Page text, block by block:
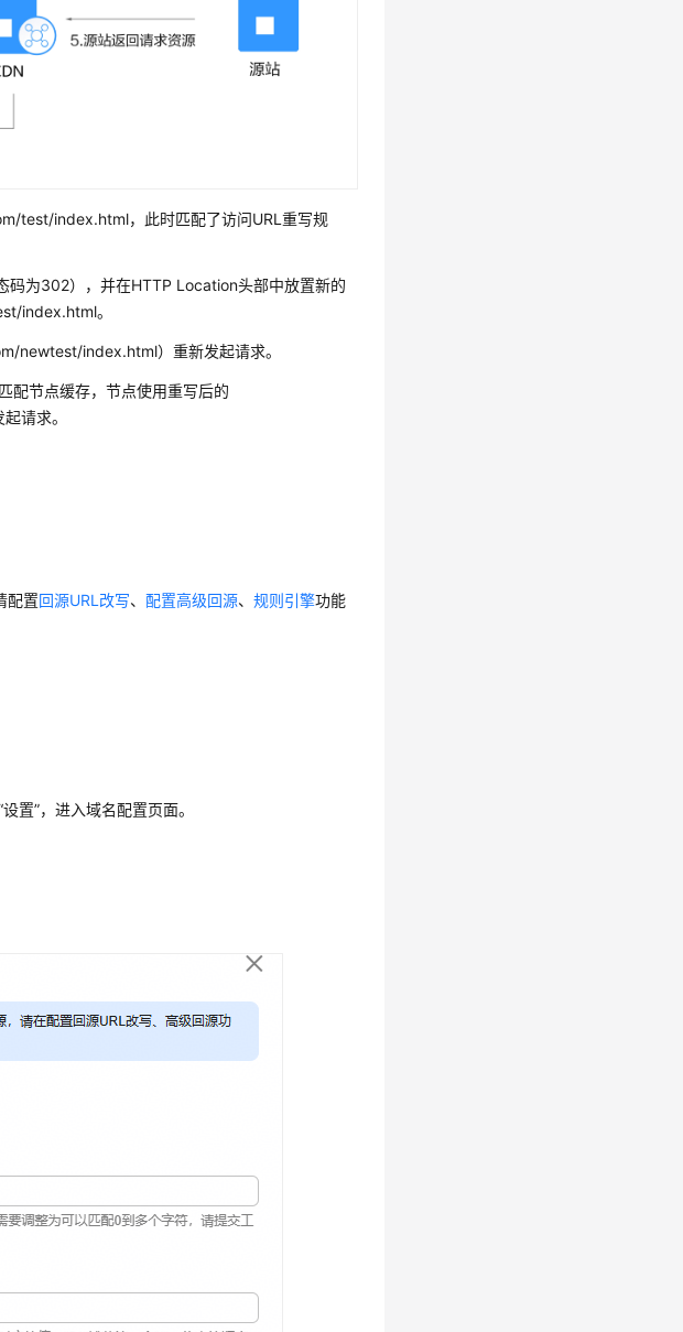
test/index.html，此时匹配了访问URL重写规
码为302），并在HTTP Location头部中放置新的
index.html。
newtest/index.html）重新发起请求。
配节点缓存，节点使用重写后的
请求。
配置回源URL改写、配置高级回源、规则引擎功能
设置”，进入域名配置页面。